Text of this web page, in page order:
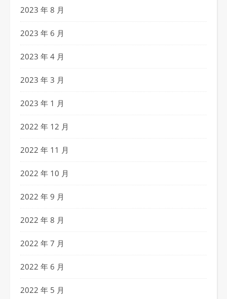
2023 年 8 月
2023 年 6 月
2023 年 4 月
2023 年 3 月
2023 年 1 月
2022 年 12 月
2022 年 11 月
2022 年 10 月
2022 年 9 月
2022 年 8 月
2022 年 7 月
2022 年 6 月
2022 年 5 月